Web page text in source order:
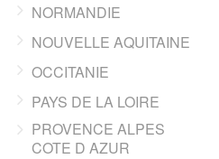
NORMANDIE
NOUVELLE AQUITAINE
OCCITANIE
PAYS DE LA LOIRE
PROVENCE ALPES
COTE D AZUR